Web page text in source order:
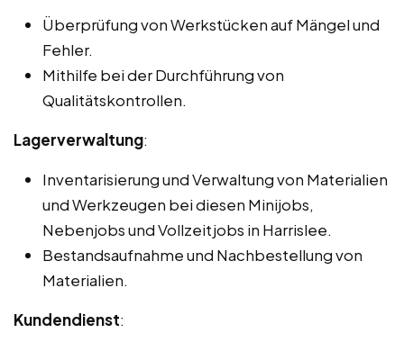
Überprüfung von Werkstücken auf Mängel und
Fehler.
Mithilfe bei der Durchführung von
Qualitätskontrollen.
Lagerverwaltung:
Inventarisierung und Verwaltung von Materialien
und Werkzeugen bei diesen Minijobs,
Nebenjobs und Vollzeitjobs in Harrislee.
Bestandsaufnahme und Nachbestellung von
Materialien.
Kundendienst: